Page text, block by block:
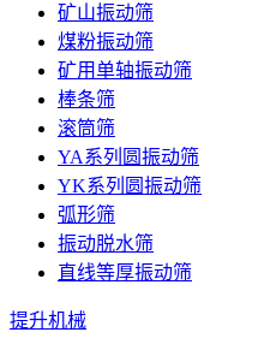
矿山振动筛
煤粉振动筛
矿用单轴振动筛
棒条筛
滚筒筛
YA系列圆振动筛
YK系列圆振动筛
弧形筛
振动脱水筛
直线等厚振动筛
提升机械